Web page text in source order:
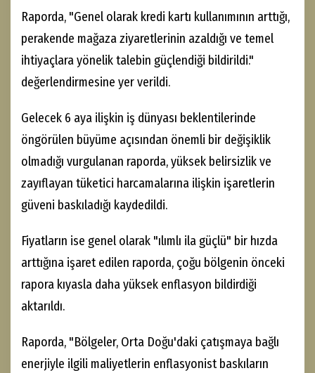
Raporda, "Genel olarak kredi kartı kullanımının arttığı,
perakende mağaza ziyaretlerinin azaldığı ve temel
ihtiyaçlara yönelik talebin güçlendiği bildirildi."
değerlendirmesine yer verildi.
Gelecek 6 aya ilişkin iş dünyası beklentilerinde
öngörülen büyüme açısından önemli bir değişiklik
olmadığı vurgulanan raporda, yüksek belirsizlik ve
zayıflayan tüketici harcamalarına ilişkin işaretlerin
güveni baskıladığı kaydedildi.
Fiyatların ise genel olarak "ılımlı ila güçlü" bir hızda
arttığına işaret edilen raporda, çoğu bölgenin önceki
rapora kıyasla daha yüksek enflasyon bildirdiği
aktarıldı.
Raporda, "Bölgeler, Orta Doğu'daki çatışmaya bağlı
enerjiyle ilgili maliyetlerin enflasyonist baskıların